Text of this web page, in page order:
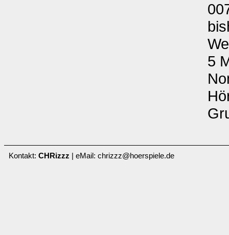
5
Kontakt: CHRizzz | eMail: chrizzz@hoerspiele.de